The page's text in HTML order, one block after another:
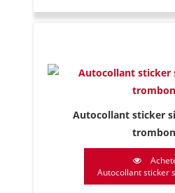
Autocollant sticker
Autocollant sticker